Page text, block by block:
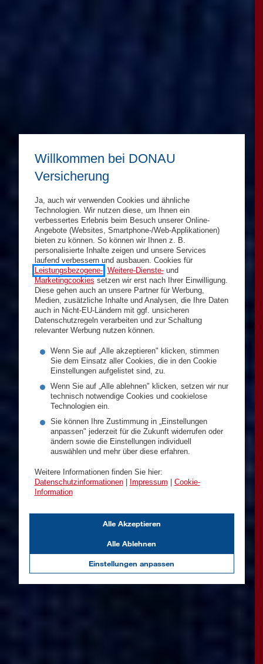
Willkommen bei DONAU
Versicherung
Ja, auch wir verwenden Cookies und ähnliche
Technologien. Wir nutzen diese, um Ihnen ein
verbessertes Erlebnis beim Besuch unserer Online-
Angebote (Websites, Smartphone-/Web-Applikationen)
bieten zu können. So können wir Ihnen z. B.
personalisierte Inhalte zeigen und unsere Services
laufend verbessern und ausbauen. Cookies für
Leistungsbezogene-, Weitere-Dienste-und
Marketingcookies setzen wir erst nach Ihrer Einwilligung.
Diese gehen auch an unsere Partner für Werbung,
Medien, zusätzliche Inhalte und Analysen, die Ihre Daten
auch in Nicht-EU-Ländern mit ggf. unsicheren
Datenschutzregeln verarbeiten und zur Schaltung
relevanter Werbung nutzen können.
Wenn Sie auf „Alle akzeptieren" klicken, stimmen
Sie dem Einsatz aller Cookies, die in den Cookie
Einstellungen aufgelistet sind, zu.
Wenn Sie auf „Alle ablehnen" klicken, setzen wir nur
technisch notwendige Cookies und cookielose
Technologien ein.
Sie können Ihre Zustimmung in „Einstellungen
anpassen" jederzeit für die Zukunft widerrufen oder
ändern sowie die Einstellungen individuell
auswählen und mehr über diese erfahren.
Weitere Informationen finden Sie hier:
Datenschutzinformationen| Impressum
Cookie-
Information
Einstellungen anpassen
Alle Ablehnen
Alle Akzeptieren